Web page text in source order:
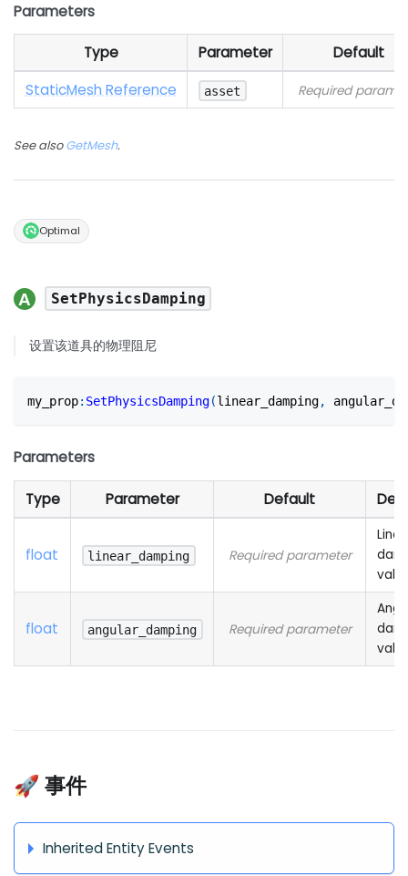
Parameters
Type Parameter
Default
StaticMesh Reference
asset Required
See alsoGetMesh.
Optimal
SetPhysicsDamping
设置该道具的物理阻尼
my_prop: SetPhysicsDamping(linear_damping,
Parameters
Type Parameter Default
float linear_damping Required parameter
float angular_damping Required parameter
🚀 事件
Inherited Entity Events